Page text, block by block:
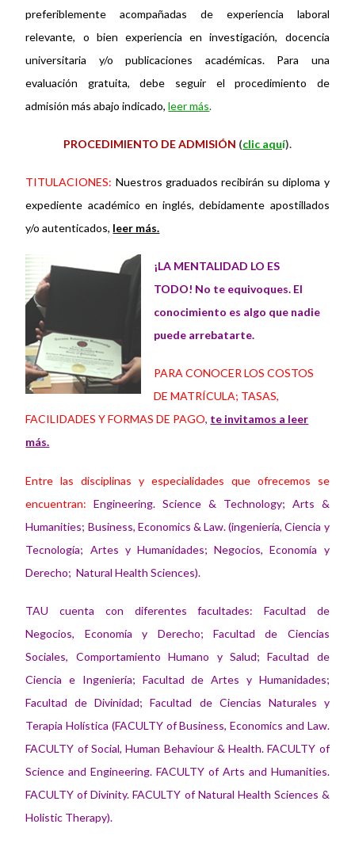
preferiblemente acompañadas de experiencia laboral
relevante, o bien experiencia en investigación, docencia
universitaria y/o publicaciones académicas. Para una
evaluación gratuita, debe seguir el procedimiento de
admisión más abajo indicado,leer más.
PROCEDIMIENTO DE ADMISIÓN (clic aquí).
TITULACIONES: Nuestros graduados recibirán su diploma y
expediente académico en inglés, debidamente apostillados
y/o autenticados, leer más.
¡LA MENTALIDAD LO ES
TODO! No te equivoques. El
conocimiento es algo que nadie
puede arrebatarte.
PARA CONOCER LOS COSTOS
DE MATRÍCULA; TASAS,
FACILIDADES Y FORMAS DE PAGO, te invitamos a leer
más.
Entre las disciplinas y especialidades que ofrecemos se
encuentran:Engineering. Science & Technology; Arts &
Humanities; Business, Economics & Law. (ingeniería, Ciencia y
Tecnología; Artes y Humanidades; Negocios, Economía y
Derecho; Natural Health Sciences).
TAU cuenta con diferentes facultades: Facultad de
Negocios, Economía y Derecho; Facultad de Ciencias
Sociales, Comportamiento Humano y Salud; Facultad de
Ciencia e Ingeniería; Facultad de Artes y Humanidades;
Facultad de Divinidad; Facultad de Ciencias Naturales y
Terapia Holística (FACULTY ofBusiness, Economics and Law.
FACULTY of Social, Human Behaviour & Health. FACULTY of
Science and Engineering. FACULTY of Arts and Humanities.
FACULTY of Divinity. FACULTY of Natural Health Sciences &
Holistic Therapy).